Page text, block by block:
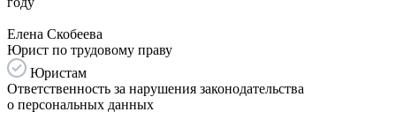
Елена Скобеева
Юрист по трудовому праву
Юристам
Ответственность за нарушения законодательства
о персональных данных